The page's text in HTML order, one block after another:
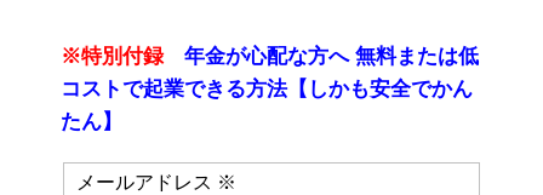
※特別付録
年金が心配な方へ 無料または低
コストで起業できる方法【しかも安全でかん
たん】
メールアドレス ※